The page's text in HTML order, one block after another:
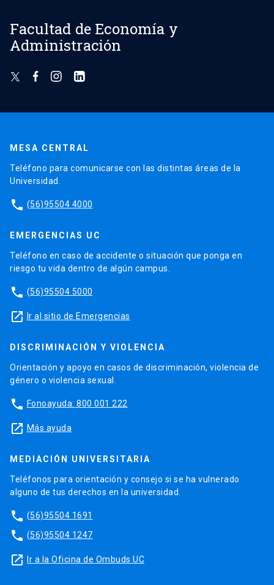
Facultad de Economía y
Administración
MESA CENTRAL
Teléfono para comunicarse con las distintas áreas de la
Universidad.
phone (56)95504 4000
EMERGENCIAS UC
Teléfono en caso de accidente o situación que ponga en
riesgo tu vida dentro de algún campus.
phone (56)95504 5000
launch Ir al sitio de Emergencias
DISCRIMINACIÓN Y VIOLENCIA
Orientación y apoyo en casos de discriminación, violencia de
género o violencia sexual.
phone Fonoayuda: 800 001 222
launch Más ayuda
MEDIACIÓN UNIVERSITARIA
Teléfonos para orientación y consejo si se ha vulnerado
alguno de tus derechos en la universidad.
phone (56)95504 1691
phone (56)95504 1247
launch Ir a la Oficina de Ombuds UC